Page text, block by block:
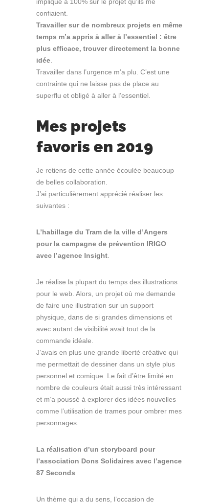
impliqué à 100% sur le projet qu’ils me
confiaient.
Travailler sur de nombreux projets en même
temps m’a appris à aller à l’essentiel : être
plus efficace, trouver directement la bonne
idée.
Travailler dans l’urgence m’a plu. C’est une
contrainte qui ne laisse pas de place au
superflu et obligé à aller à l’essentiel.
Mes projets
favoris en 2019
Je retiens de cette année écoulée beaucoup
de belles collaboration.
J’ai particulièrement apprécié réaliser les
suivantes :
L’habillage du Tram de la ville d’Angers
pour la campagne de prévention IRIGO
avec l’agence Insight.
Je réalise la plupart du temps des illustrations
pour le web. Alors, un projet où me demande
de faire une illustration sur un support
physique, dans de si grandes dimensions et
avec autant de visibilité avait tout de la
commande idéale.
J’avais en plus une grande liberté créative qui
me permettait de dessiner dans un style plus
personnel et comique. Le fait d’être limité en
nombre de couleurs était aussi très intéressant
et m’a poussé à explorer des idées nouvelles
comme l’utilisation de trames pour ombrer mes
personnages.
La réalisation d’un storyboard pour
l’association Dons Solidaires avec l’agence
87 Seconds
Un thème qui a du sens, l’occasion de